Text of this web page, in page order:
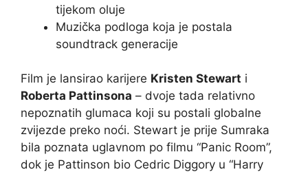
tijekom oluje
Muzička podloga koja je postala
soundtrack generacije
Film je lansirao karijere Kristen Stewart i
Roberta Pattinsona – dvoje tada relativno
nepoznatih glumaca koji su postali globalne
zvijezde preko noći. Stewart je prije Sumraka
bila poznata uglavnom po filmu “Panic Room”,
dok je Pattinson bio Cedric Diggory u “Harry